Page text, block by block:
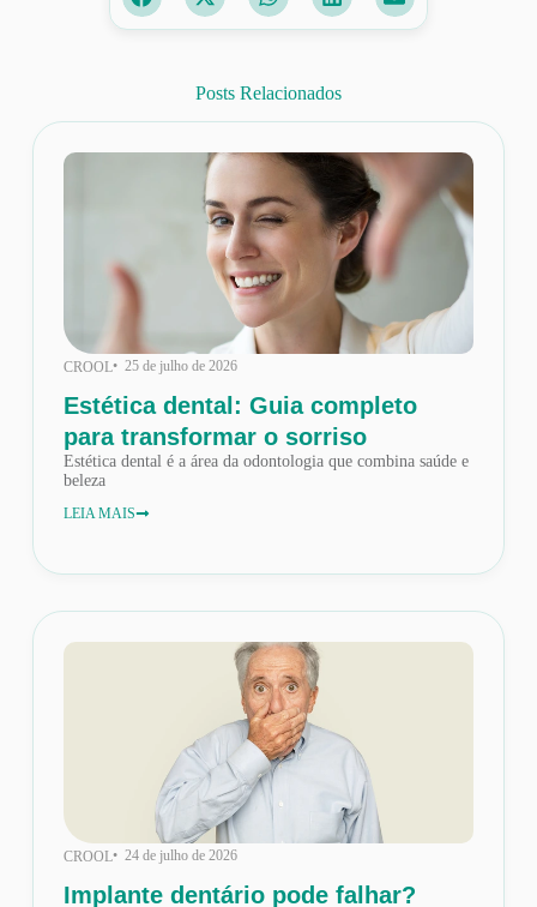
Posts Relacionados
CROOL• 25 de julho de 2026
Estética dental: Guia completo
para transformar o sorriso
Estética dental é a área da odontologia que combina saúde e
beleza
LEIA MAIS
CROOL• 24 de julho de 2026
Implante dentário pode falhar?